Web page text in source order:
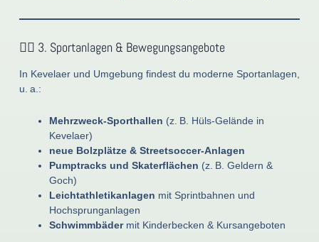
🏃‍♀️ 3. Sportanlagen & Bewegungsangebote
In Kevelaer und Umgebung findest du moderne Sportanlagen,
u. a.:
Mehrzweck-Sporthallen (z. B. Hüls-Gelände in
Kevelaer)
neue Bolzplätze & Streetsoccer-Anlagen
Pumptracks und Skaterflächen (z. B. Geldern &
Goch)
Leichtathletikanlagen mit Sprintbahnen und
Hochsprunganlagen
Schwimmbädermit Kinderbecken & Kursangeboten